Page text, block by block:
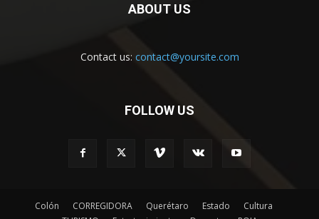
ABOUT US
Contact us: contact@yoursite.com
FOLLOW US
Colón CORREGIDORA Querétaro Estado
Cultura